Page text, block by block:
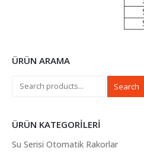
ÜRÜN ARAMA
Search
ÜRÜN KATEGORILERI
Su Serisi Otomatik Rakorlar